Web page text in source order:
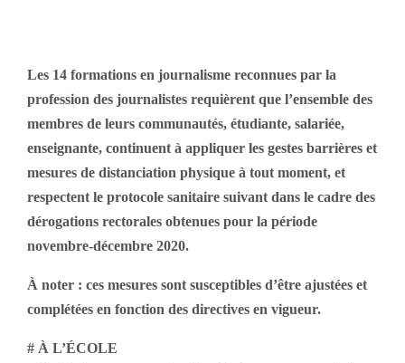
Les 14 formations en journalisme reconnues par la
profession des journalistes requièrent que l’ensemble des
membres de leurs communautés, étudiante, salariée,
enseignante, continuent à appliquer les gestes barrières et
mesures de distanciation physique à tout moment, et
respectent le protocole sanitaire suivant dans le cadre des
dérogations rectorales obtenues pour la période
novembre-décembre 2020.
À noter : ces mesures sont susceptibles d’être ajustées et
complétées en fonction des directives en vigueur.
# À L’ÉCOLE